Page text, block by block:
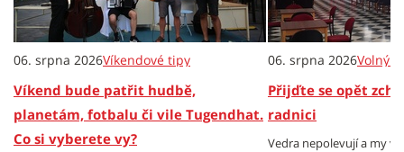
06. srpna 2026Víkendové tipy
Víkend bude patřit hudbě,
planetám, fotbalu či vile Tugendhat.
Co si vyberete vy?
06. srpna 2026Volný
Přijďte se opět
radnici
Vedra nepolevují a my